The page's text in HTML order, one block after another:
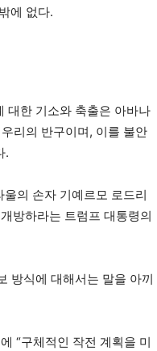
에 없다.
대한 기소와 축출은 아바나
리의 반구이며, 이를 불안
.
의 손자 기예르모 로드리
방하라는 트럼프 대통령의
방식에 대해서는 말을 아끼
“구체적인 작전 계획을 미